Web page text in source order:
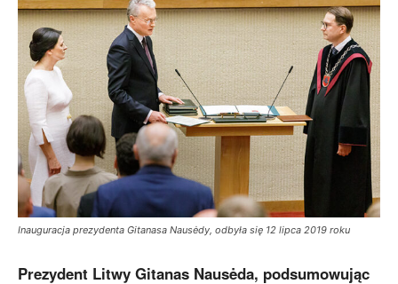
Inauguracja prezydenta Gitanasa Nausėdy, odbyła się 12 lipca 2019 roku
Prezydent Litwy Gitanas Nausėda, podsumowując